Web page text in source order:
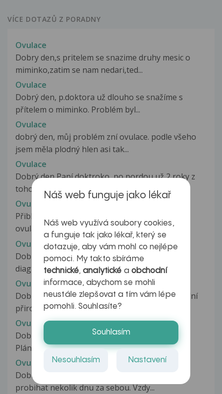
VÍCE DOTAZŮ Z PORADNY
Ovulace
Dobry den,s pritelem se snazime druhy mesic o
miminko,zatim se nam nedari,ted...
Ovulace
Dobrý den, p.doktora už dlouho se snažíme s
přítelem o miminko. Problém byl...
Ovulace
dobrý den, můj problém zní ovulace. podle všeho
jsem měla plodný hlen asi tak...
Ovulace
Dobrý den Paní doktroko, po pordou už 2 roky z
toho rok a půl kojení. Mám docela...
Ovulace
Přibližně který den nastává v normálním cyklu
ovulace? díky za odpověď
Ovulace
Dobrý den, před pár dny mi na vyšetření byly
diagnostikovány polycystické vaječníky...
Ovulace
Dobrý den, pred 3 lety jsem otěhotněla, normální
přirozenou cestou,hned po vysazeni...
Ovulace
Dobrý den, chci se informovat o svém případu.
Plánuji časem zkusit otěhotnět,...
Ovulace
Dobry den, zajimalo by me zda muze ovulace
probihat nekolik dnu za sebou. Vzdy...
Náš web funguje jako lékař
Náš web využívá soubory cookies,
a funguje tak jako lékař, který se
dotazuje, aby vám mohl co nejlépe
pomoci. My takto sbíráme
technické,analytické a obchodní
informace, abychom se mohli
neustále zlepšovat a tím vám lépe
pomohli. Souhlasíte?
Souhlasím
Nesouhlasím Nastavení